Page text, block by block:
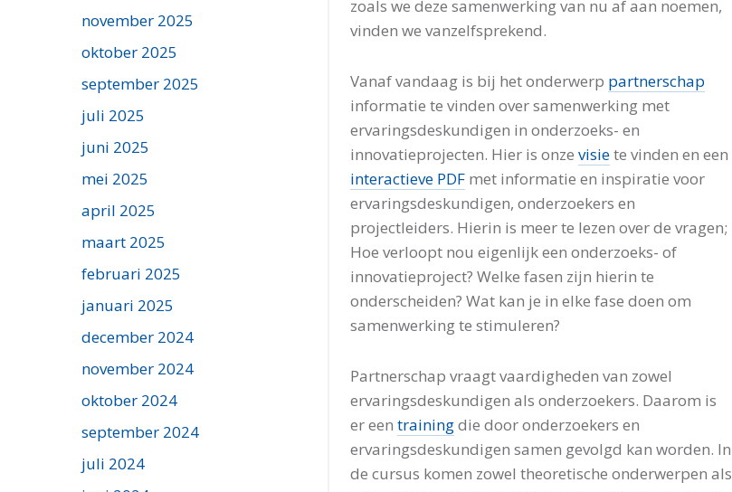
november 2025
oktober 2025
september 2025
juli 2025
juni 2025
mei 2025
april 2025
maart 2025
februari 2025
januari 2025
december 2024
november 2024
oktober 2024
september 2024
juli 2024
zoals we deze samenwerking van nu af aan noemen,
vinden we vanzelfsprekend.
Vanaf vandaag is bij het onderwerp partnerschap
informatie te vinden over samenwerking met
ervaringsdeskundigen in onderzoeks- en
innovatieprojecten. Hier is onze visiete vinden en een
interactieve PDFmet informatie en inspiratie voor
ervaringsdeskundigen, onderzoekers en
projectleiders. Hierin is meer te lezen over de vragen;
Hoe verloopt nou eigenlijk een onderzoeks- of
innovatieproject? Welke fasen zijn hierin te
onderscheiden? Wat kan je in elke fase doen om
samenwerking te stimuleren?
Partnerschap vraagt vaardigheden van zowel
ervaringsdeskundigen als onderzoekers. Daarom is
er een trainingdie door onderzoekers en
ervaringsdeskundigen samen gevolgd kan worden. In
de cursus komen zowel theoretische onderwerpen als